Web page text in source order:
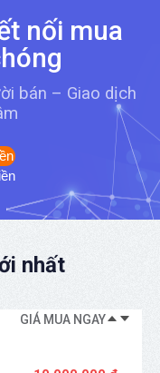
nối mua
bán – Giao dịch
nhất
GIÁ MUA NGAY